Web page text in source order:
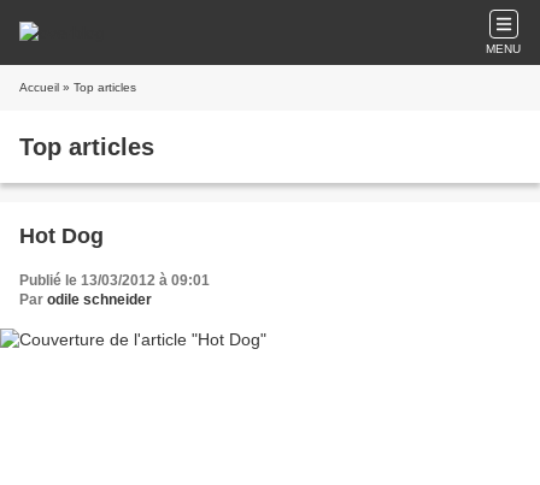
MENU
Accueil » Top articles
Top articles
Hot Dog
Publié le 13/03/2012 à 09:01
Par odile schneider